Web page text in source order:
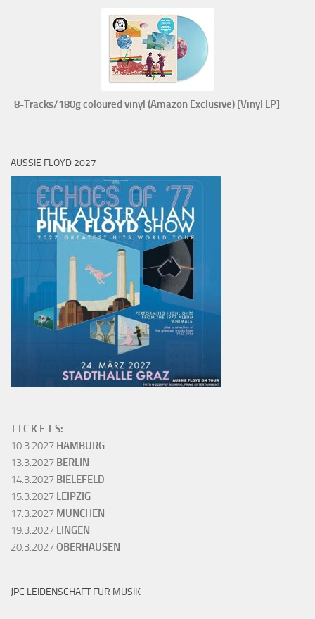
8-Tracks/180g coloured vinyl (Amazon Exclusive) [Vinyl LP]
AUSSIE FLOYD 2027
T I C K E T S:
10.3.2027 HAMBURG
13.3.2027 BERLIN
14.3.2027 BIELEFELD
15.3.2027 LEIPZIG
17.3.2027 MÜNCHEN
19.3.2027 LINGEN
20.3.2027OBERHAUSEN
JPC LEIDENSCHAFT FÜR MUSIK